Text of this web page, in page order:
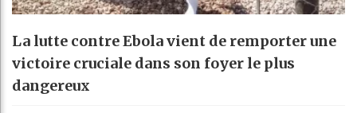
La lutte contre Ebola vient de remporter une
victoire cruciale dans son foyer le plus
dangereux